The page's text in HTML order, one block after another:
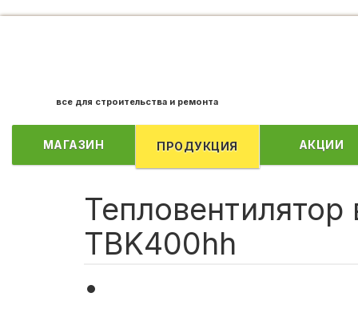
все для строительства и ремонта
МАГАЗИН ПРОДУКЦИЯ АКЦИИ
Тепловентилятор
TBK400hh